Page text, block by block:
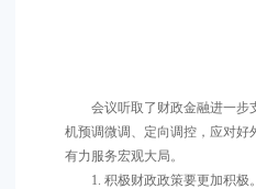
会议听取了财政金融进一步
机预调微调、定向调控，应对好
有力服务宏观大局。
1. 积极财政政策要更加积